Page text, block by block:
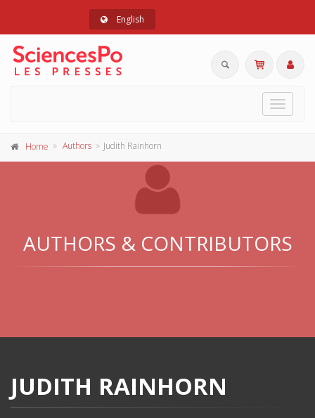
English
Toggle
Home Authors Judith Rainhorn
AUTHORS & CONTRIBUTORS
JUDITH RAINHORN